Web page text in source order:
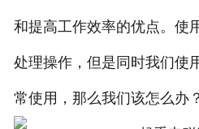
和提高工作效率的优点。使
处理操作，但是同时我们使
常使用，那么我们该怎么办？